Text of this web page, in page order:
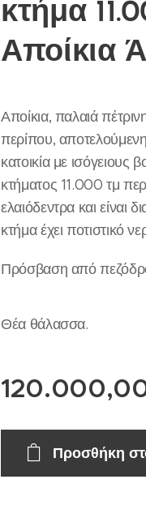
κτήμα
Αποίκια
Αποίκια, παλαιά
περίπου,
κατοικία με ισόγειους
κτήματος 11.000 τμ
ελαιόδεντρα και είναι
κτήμα έχει ποτιστικό
Πρόσβαση από
Θέα θάλασσα.
Προσθήκη